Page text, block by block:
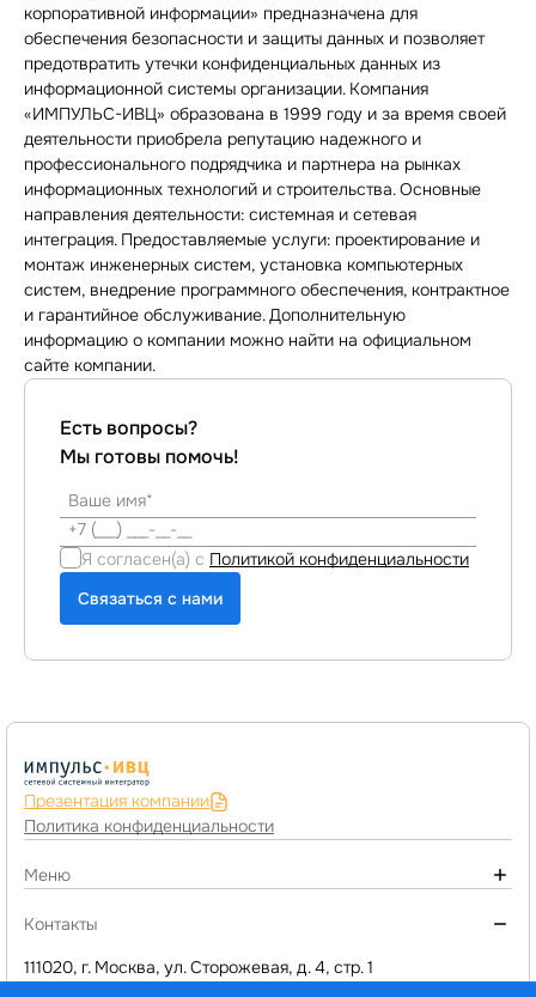
корпоративной информации» предназначена для
обеспечения безопасности и защиты данных и позволяет
предотвратить утечки конфиденциальных данных из
информационной системы организации. Компания
«ИМПУЛЬС-ИВЦ» образована в 1999 году и за время своей
деятельности приобрела репутацию надежного и
профессионального подрядчика и партнера на рынках
информационных технологий и строительства. Основные
направления деятельности: системная и сетевая
интеграция. Предоставляемые услуги: проектирование и
монтаж инженерных систем, установка компьютерных
систем, внедрение программного обеспечения, контрактное
и гарантийное обслуживание. Дополнительную
информацию о компании можно найти на официальном
сайте компании.
Есть вопросы?
Мы готовы помочь!
Я согласен(а) с Политикой конфиденциальности
Связаться с нами
Презентация компании
Политика конфиденциальности
Меню
О компании
Контакты
111020, г. Москва, ул. Сторожевая, д. 4, стр. 1